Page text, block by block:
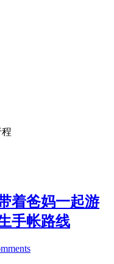
着爸妈一起游
手帐路线